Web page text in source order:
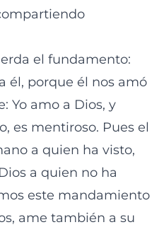
el fundamento:
él, porque él nos amó
Yo amo a Dios, y
es mentiroso. Pues el
a quien ha visto,
a quien no ha
este mandamiento
ame también a su